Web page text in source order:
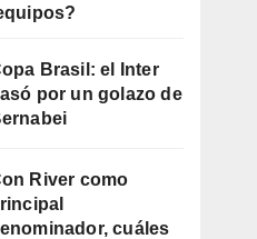
Brasil: el Inter
por un golazo de
River como
cuáles